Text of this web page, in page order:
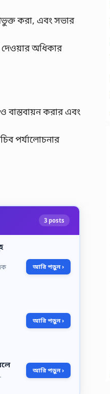
করা, এবং সভার
দেওয়ার অধিকার
বাস্তবায়ন করার এবং
পর্যালোচনার
3 posts
আরি পড়ুন ›
আরি পড়ুন ›
আরি পড়ুন ›